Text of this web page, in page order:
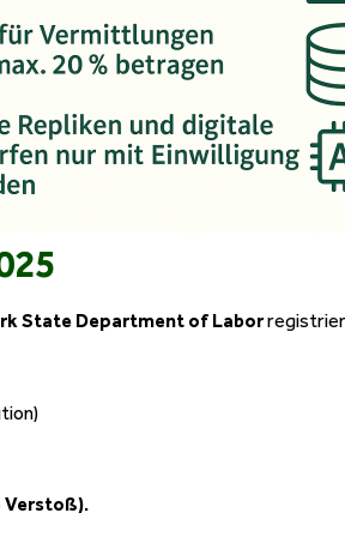
State Department of Labor
Verstoß).